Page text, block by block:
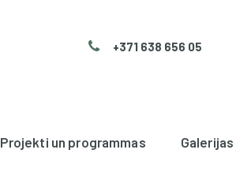
+371 638 656 05
Projekti un programmas Galerijas